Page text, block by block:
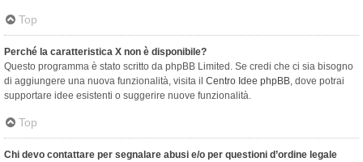
Top
Perché la caratteristica X non è disponibile?
Questo programma è stato scritto da phpBB Limited. Se credi che ci sia bisogno
di aggiungere una nuova funzionalità, visita il Centro Idee phpBB, dove potrai
supportare idee esistenti o suggerire nuove funzionalità.
Top
Chi devo contattare per segnalare abusi e/o per questioni d’ordine legale